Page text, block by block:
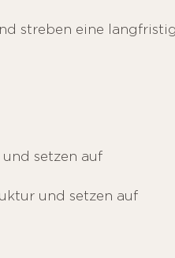
streben eine
setzen auf
und setzen auf